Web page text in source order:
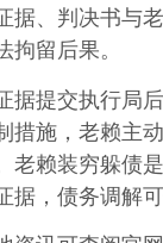
据、判决书与
拘留后果。
据提交执行局
措施，老赖主
老赖装穷躲债
据，债务调解